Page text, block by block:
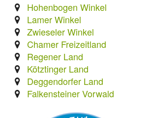
Hohenbogen Winkel
Lamer Winkel
Zwieseler Winkel
Chamer Freizeitland
Regener Land
Kötztinger Land
Deggendorfer Land
Falkensteiner Vorwald